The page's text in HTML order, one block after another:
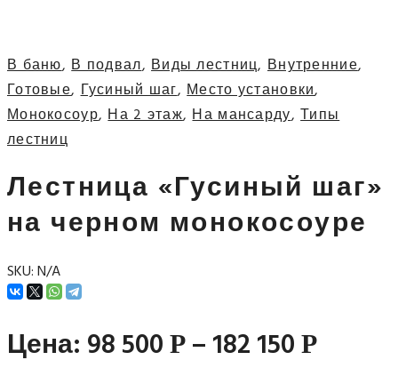
В баню,В подвал,Виды лестниц, Внутренние,
Готовые,Гусиный шаг,Место установки,
Монокосоур,На 2 этаж,На мансарду,Типы
лестниц
Лестница «Гусиный шаг»
на черном монокосоуре
SKU:N/A
Цена: 98 500 Р –182 150 Р